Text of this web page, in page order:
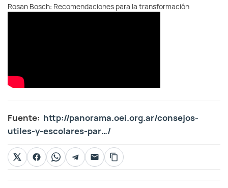
Rosan Bosch: Recomendaciones para la transformación
Fuente: http://panorama.oei.org.ar/consejos-
utiles-y-escolares-par…/